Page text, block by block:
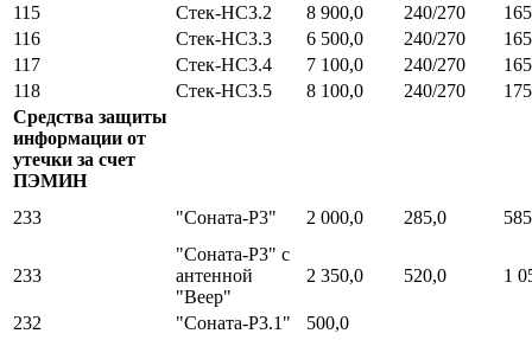
115
Стек-НС3.2 8 900,0 240/270
116
Стек-НС3.3 6 500,0 240/270
117
Стек-НС3.4 7 100,0 240/270
118
Стек-НС3.5 8 100,0 240/270
Средства защиты
информации от
утечки за счет
ПЭМИН
233
"Соната-Р3" 2 000,0 285,0
233
"Соната-Р3" с
антенной
"Веер"
2 350,0 520,0 1
232 "Соната-Р3.1"
500,0